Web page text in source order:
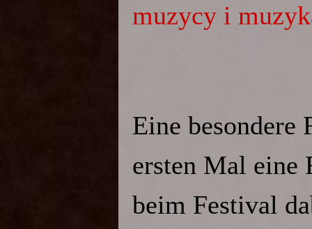
muzycy i
Eine besondere
ersten Mal eine
beim Festival